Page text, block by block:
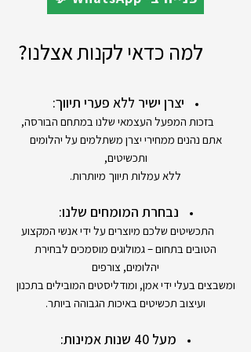
למה כדאי לקנות אצלנו?
יצרן ישיר ללא פערי תיווך:
בזכות המפעל העצמאי שלנו במתחם הבורסה,
אתם נהנים ממחירי יצרן משתלמים על יהלומים
ותכשיטים,
ללא עמלות תיווך מיותרות.
נבחרת המומחים שלנו:
התכשיטים שלכם מיוצרים על ידי אנשי המקצוע
הטובים בתחום – גמולוגים מוסמכים לבחירת
יהלומים, צורפים
ומשבצים בעלי ידי אמן, ומודליסטים המובילים בתכנון
ועיצוב תכשיטים באיכות הגבוהה ביותר.
מעל 40 שנות אמינות: